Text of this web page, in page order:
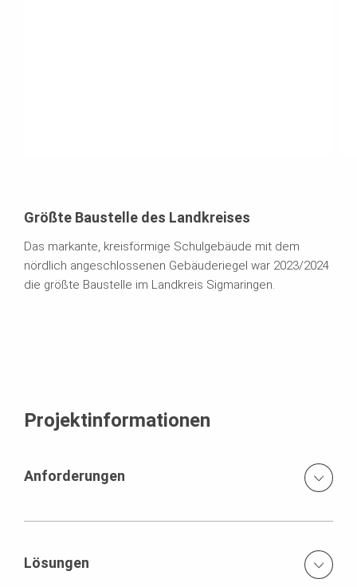
Größte Baustelle des Landkreises
Das markante, kreisförmige Schulgebäude mit dem
nördlich angeschlossenen Gebäuderiegel war 2023/2024
die größte Baustelle im Landkreis Sigmaringen.
Projektinformationen
Anforderungen
Runde Bauwerksgeometrie mit Sichtbetonanforderungen.
Lösungen